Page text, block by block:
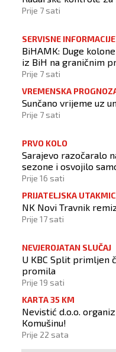
Prije 7 sati
SERVISNE INFORMACIJE
BiHAMK: Duge
iz BiH na graničnim
Prije 7 sati
VREMENSKA
Sunčano vrijeme uz
Prije 7 sati
PRVO KOLO
Sarajevo razočaralo
sezone i osvojilo
Vrapčićima
Prije 16 sati
PRIJATELJSKA
NK Novi Travnik
Prije 17 sati
NEVJEROJATAN SLUČAJ
U KBC Split primljen
promila
Prije 19 sati
KARTA 35 KM
Nevistić d.o.o.
Komušinu!
Prije 22 sata